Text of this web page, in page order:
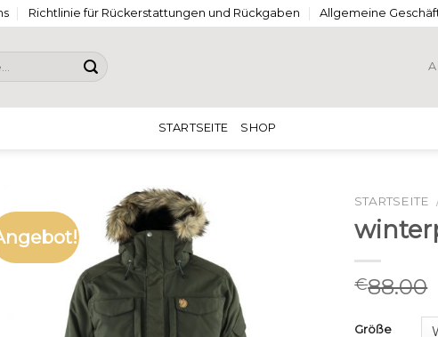
Richtlinie für Rückerstattungen und Rückgaben Allgemeine
STARTSEITE SHOP
STARTSEITE
€88.00
Größe